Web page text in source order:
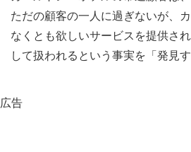
ただの顧客の一人に過ぎないが、
なくとも欲しいサービスを提供さ
して扱われるという事実を「発見
広告